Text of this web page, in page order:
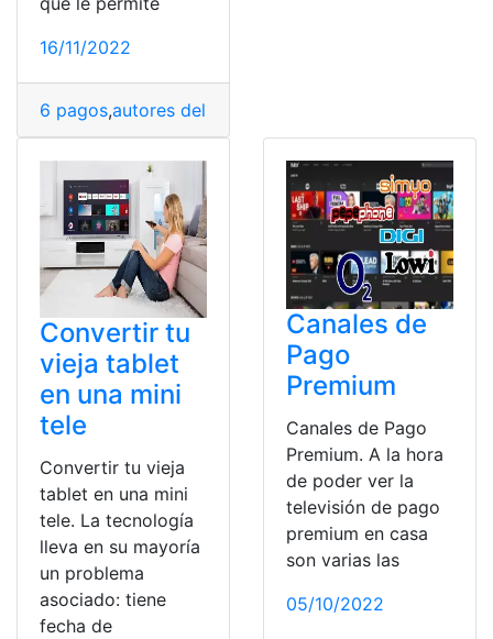
16/11/2022
6 pagos,autores del pago
Convertir tu
vieja tablet
en una mini
tele
Convertir tu vieja
tablet en una mini
tele. La tecnología
lleva en su mayoría
un problema
asociado: tiene
fecha de
Canales de
Pago
Premium
Canales de Pago
Premium. A la hora
de poder ver la
televisión de pago
premium en casa
son varias las
05/10/2022